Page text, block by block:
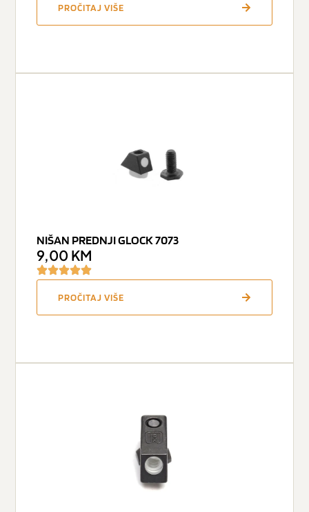
PROČITAJ VIŠE
NIŠAN PREDNJI GLOCK 7073
9,00 KM
PROČITAJ VIŠE